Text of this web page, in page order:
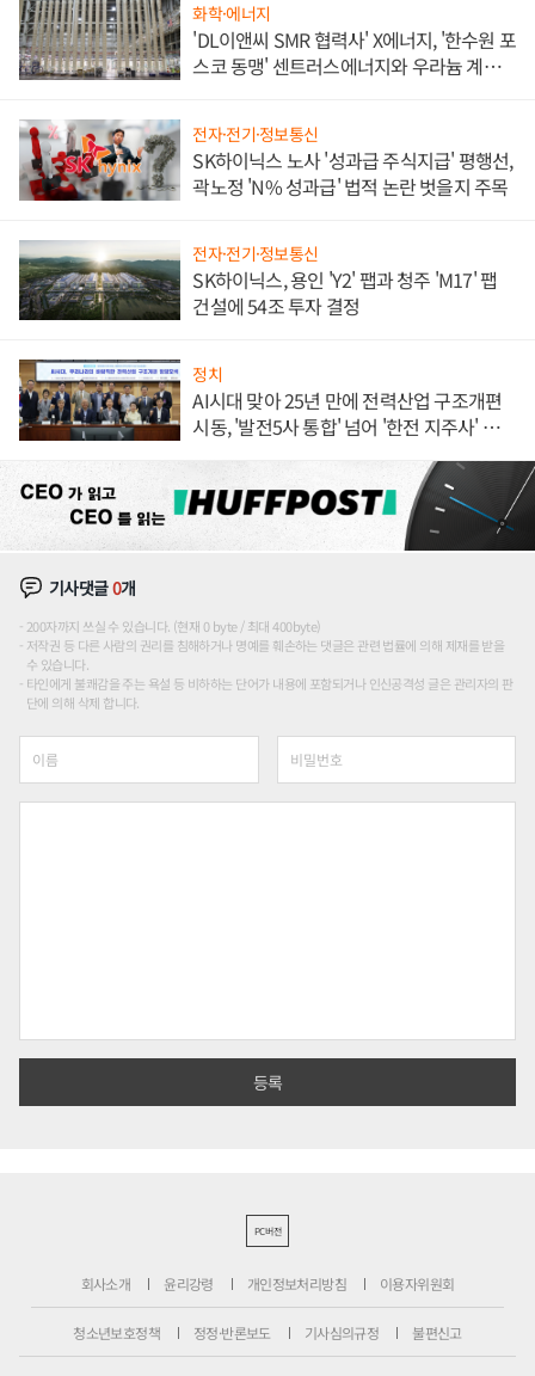
화학·에너지
'DL이앤씨 SMR 협력사' X에너지, '한수원 포
스코 동맹' 센트러스에너지와 우라늄 계약
전자·전기·정보통신
SK하이닉스 노사 '성과급 주식지급' 평행선,
곽노정 'N% 성과급' 법적 논란 벗을지 주목
전자·전기·정보통신
SK하이닉스, 용인 'Y2' 팹과 청주 'M17' 팹
건설에 54조 투자 결정
정치
AI시대 맞아 25년 만에 전력산업 구조개편
시동, '발전5사 통합' 넘어 '한전 지주사' 재편
기사댓글0개
200자까지 쓰실 수 있습니다. (현재 0 byte / 최대 400byte)
저작권 등 다른 사람의 권리를 침해하거나 명예를 훼손하는 댓글은 관련 법률에 의해 제재를 받을
수 있습니다.
타인에게 불쾌감을 주는 욕설 등 비하하는 단어가 내용에 포함되거나 인신공격성 글은 관리자의 판
단에 의해 삭제 합니다.
PC버전
회사소개 윤리강령 개인정보처리방침 이용자위원회
청소년보호정책 정정·반론보도 기사심의규정 불편신고